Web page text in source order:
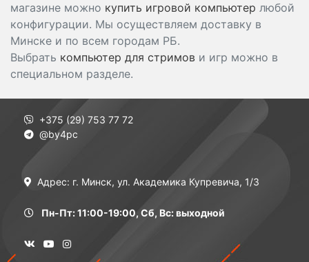
магазине можно купить игровой компьютер любой
конфигурации. Мы осуществляем доставку в
Минске и по всем городам РБ.
Выбрать компьютер для стримов и игр можно в
специальном разделе.
+375 (29) 753 77 72
@by4pc
Адрес: г. Минск, ул. Академика Купревича, 1/3
Пн-Пт: 11:00-19:00, Сб, Вс: выходной